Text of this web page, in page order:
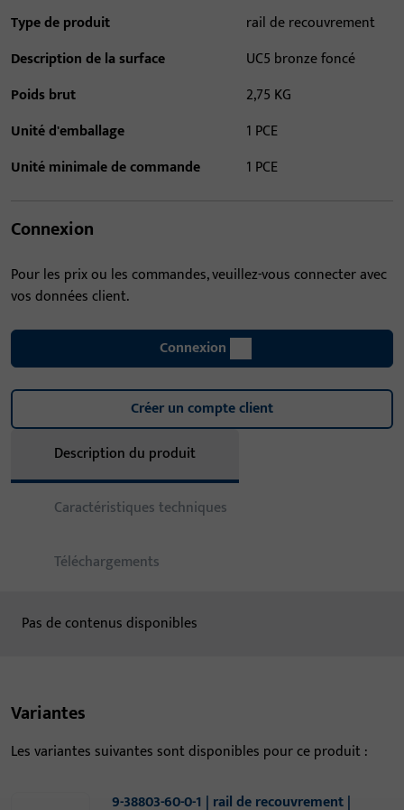
Type de produit
rail de recouvrement
Description de la surface
UC5 bronze foncé
Poids brut
2,75 KG
Unité d'emballage
1 PCE
Unité minimale de commande
1 PCE
Connexion
Pour les prix ou les commandes, veuillez-vous connecter avec
vos données client.
Connexion
Créer un compte client
Description du produit
Caractéristiques techniques
Téléchargements
Pas de contenus disponibles
Variantes
Les variantes suivantes sont disponibles pour ce produit :
9-38803-60-0-1 | rail de recouvrement |